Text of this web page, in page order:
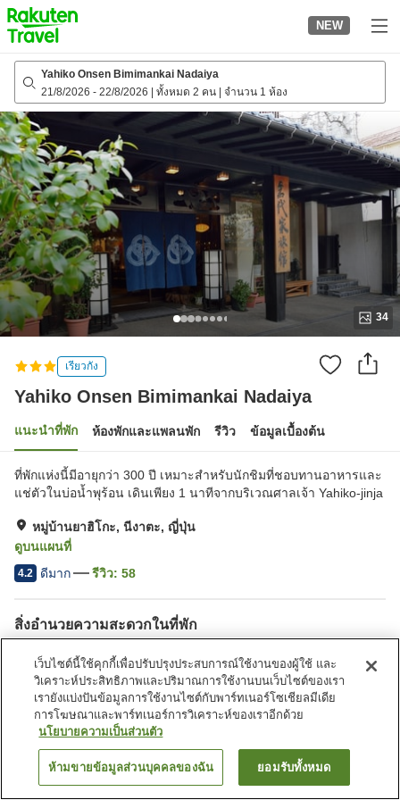
to
top
page
NEW
Yahiko Onsen Bimimankai Nadaiya
21/8/2026 - 22/8/2026 ทั้งหมด 2 คน จำนวน 1 ห้อง
34
เรียวกัง
Yahiko Onsen Bimimankai Nadaiya
แนะนำที่พัก ห้องพักและแพลนพัก รีวิว ข้อมูลเบื้องต้น
ที่พักแห่งนี้มีอายุกว่า 300 ปี เหมาะสำหรับนักชิมที่ชอบทานอาหารและ
แช่ตัวในบ่อน้ำพุร้อน เดินเพียง 1 นาทีจากบริเวณศาลเจ้า Yahiko-jinja
หมู่บ้านยาฮิโกะ, นีงาตะ, ญี่ปุ่น
ดูบนแผนที่
4.2 ดีมาก รีวิว: 58
สิ่งอำนวยความสะดวกในที่พัก
ตู้จำหน่ายอัตโนมัติ
ห้องจัดเลี้ยง
หน้าแรก ญี่ปุ่น นีงาตะ
หมู่บ้านยาฮิโกะ
Yahiko Onsen Bimimankai Nadaiya
ค้นหาห้องพัก
เว็บไซต์นี้ใช้คุกกี้เพื่อปรับปรุงประสบการณ์ใช้งานของผู้ใช้ และ
วิเคราะห์ประสิทธิภาพและปริมาณการใช้งานบนเว็บไซต์ของเรา
เรายังแบ่งปันข้อมูลการใช้งานไซต์กับพาร์ทเนอร์โซเชียลมีเดีย
การโฆษณาและพาร์ทเนอร์การวิเคราะห์ของเราอีกด้วย
นโยบายความเป็นส่วนตัว
ห้ามขายข้อมูลส่วนบุคคลของฉัน ยอมรับทั้งหมด